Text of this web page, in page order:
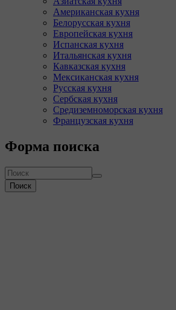
Американская кухня
Белорусская кухня
Европейская кухня
Испанская кухня
Итальянская кухня
Кавказская кухня
Мексиканская кухня
Русская кухня
Сербская кухня
Средиземноморская кухня
Французская кухня
Форма поиска
Поиск